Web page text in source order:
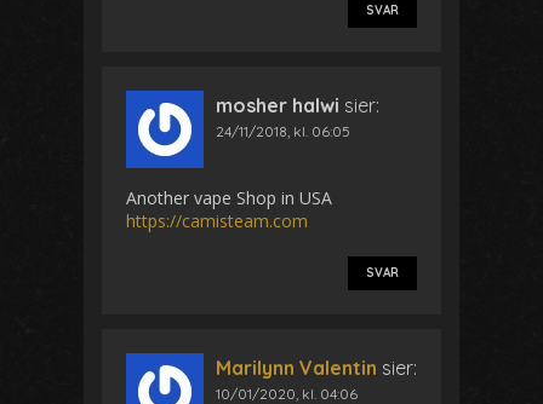
SVAR
mosher halwi sier:
24/11/2018, kl. 06:05
Another vape Shop in USA
https://camisteam.com
SVAR
Marilynn Valentin sier:
10/01/2020, kl. 04:06